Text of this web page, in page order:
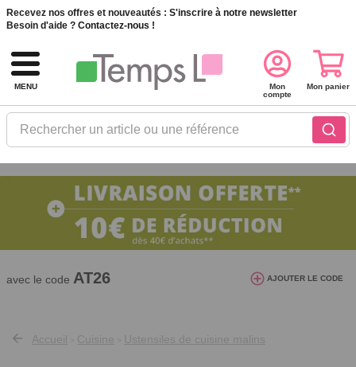
Recevez nos offres et nouveautés : S'inscrire à notre newsletter
Besoin d'aide ? Contactez-nous !
MENU
Rechercher un article ou une référence
Mon
compte
Mon panier
10€ de réduction dès 40€ d'achat. Offre
valable du 03/08/2026 au 12/08/2026.
avec le code AT26 AJOUTER LE CODE
Accueil Cuisine Ustensiles de cuisine malins